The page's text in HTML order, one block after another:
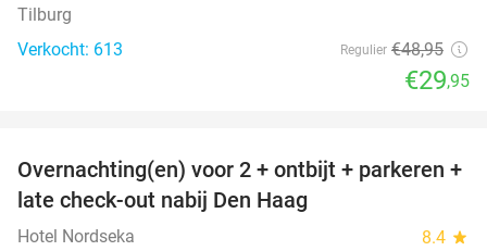
Tilburg
Verkocht: 613
Regulier €48,95
€29,95
48%
Overnachting(en) voor 2 + ontbijt + parkeren +
late check-out nabij Den Haag
Hotel Nordseka 8.4 star